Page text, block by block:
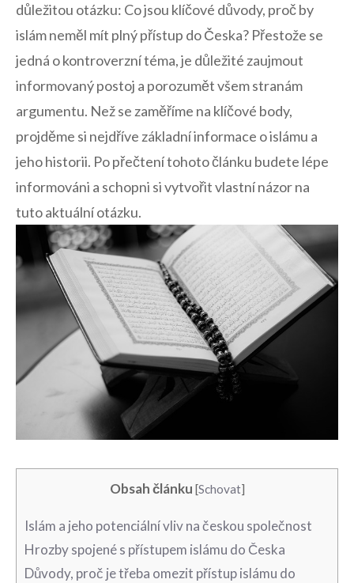
důležitou‌ otázku: Co⁣ jsou klíčové důvody,⁢ proč⁢ by
islám neměl mít ‌plný přístup do Česka? Přestože se
jedná⁢ o​ kontroverzní téma, je důležité zaujmout
informovaný postoj​ a porozumět všem stranám
⁢argumentu. Než se zaměříme na klíčové body,
projděme ⁣si nejdříve základní informace ⁣o islámu‌ a
jeho historii.‌ Po přečtení ​tohoto‌ článku budete lépe
‌informováni a schopni si vytvořit vlastní názor na
tuto aktuální ‍otázku.
Obsah článku [Schovat]
Islám‍ a​ jeho ​potenciální vliv ⁣na českou společnost
Hrozby spojené⁢ s‌ přístupem islámu do Česka
Důvody, proč je třeba omezit přístup islámu do